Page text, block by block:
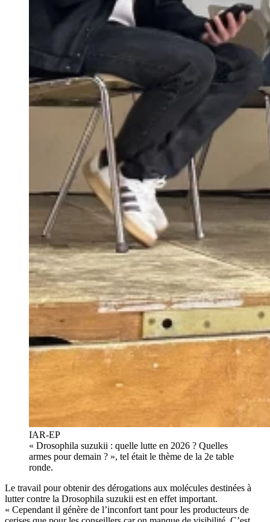
IAR-EP
« Drosophila suzukii : quelle lutte en 2026 ? Quelles
armes pour demain ? », tel était le thème de la 2e table
ronde.
Le travail pour obtenir des dérogations aux molécules destinées à
lutter contre la Drosophila suzukii est en effet important.
« Cependant il génère de l’inconfort tant pour les producteurs de